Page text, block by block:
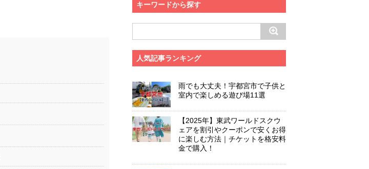
キーワードから探す
人気記事ランキング
雨でも大丈夫！宇都宮市で子供と
室内で楽しめる遊び場11選
【2025年】東武ワールドスクウ
ェアを割引やクーポンで安くお得
に楽しむ方法｜チケットを格安料
金で購入！